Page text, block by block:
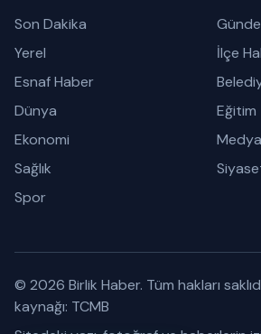
Son Dakika
Yerel
İlçe
Esnaf Haber
Dünya
Eğitim
Ekonomi
Medya
Sağlık
Spor
© 2026 Birlik Haber. Tüm hakları
kaynağı: TCMB